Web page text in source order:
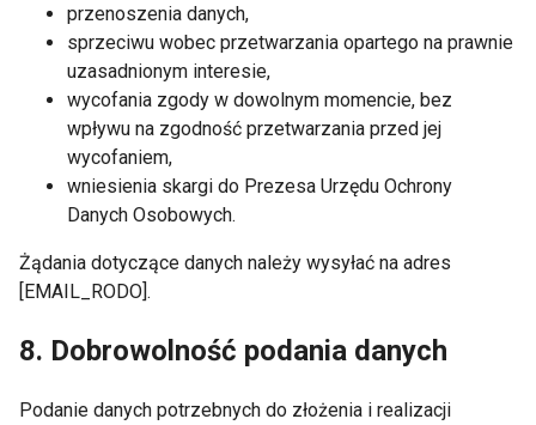
przenoszenia danych,
sprzeciwu wobec przetwarzania opartego na prawnie
uzasadnionym interesie,
wycofania zgody w dowolnym momencie, bez
wpływu na zgodność przetwarzania przed jej
wycofaniem,
wniesienia skargi do Prezesa Urzędu Ochrony
Danych Osobowych.
Żądania dotyczące danych należy wysyłać na adres
[EMAIL_RODO].
8. Dobrowolność podania danych
Podanie danych potrzebnych do złożenia i realizacji